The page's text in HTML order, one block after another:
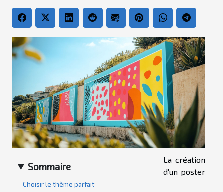
Sommaire
Choisir le thème parfait
La création
d'un poster